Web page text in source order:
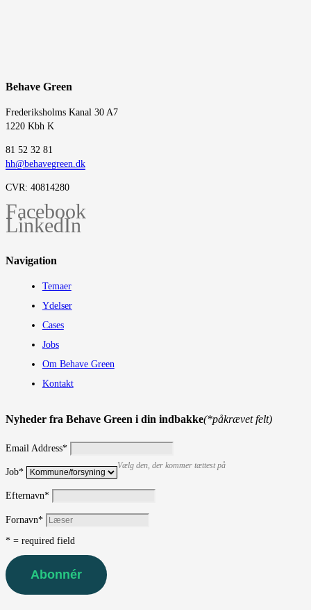
Behave Green
Frederiksholms Kanal 30 A7
1220 Kbh K
‭81 52 32 81‬
hh@behavegreen.dk
CVR: 40814280
Facebook
LinkedIn
Navigation
Temaer
Ydelser
Cases
Jobs
Om Behave Green
Kontakt
Nyheder fra Behave Green i din indbakke(*påkrævet felt)
Email Address*
Job*
Vælg den, der kommer tættest på
Efternavn*
Fornavn*
* = required field